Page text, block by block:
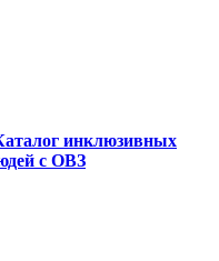
инклюзивных
с ОВЗ